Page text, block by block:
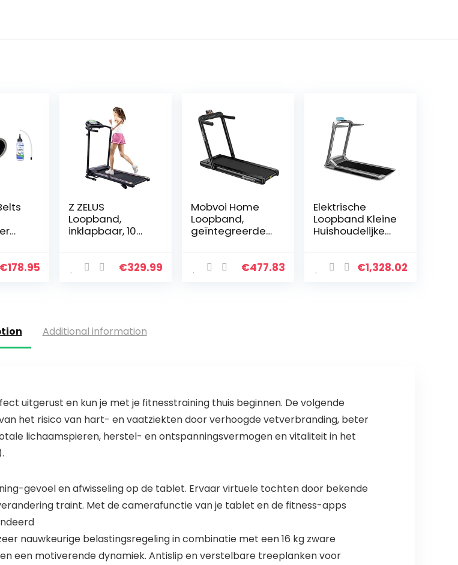
€178.95
Z ZELUS
Loopband,
inklapbaar, 10
programma’s,
€329.99
Mobvoi Home
Loopband,
geïntegreerde
afstandsbedieni
€477.83
Elektrische
Loopband Kleine
Huishoudelijke
Loopband Ultra-
€1,328.02
Additional information
uitgerust en kun je met je fitnesstraining thuis beginnen. De volgende
het risico van hart- en vaatziekten door verhoogde vetverbranding, beter
lichaamspieren, herstel- en ontspanningsvermogen en vitaliteit in het
gevoel en afwisseling op de tablet. Ervaar virtuele tochten door bekende
traint. Met de camerafunctie van je tablet en de fitness-apps
nauwkeurige belastingsregeling in combinatie met een 16 kg zware
een motiverende dynamiek. Antislip en verstelbare treeplanken voor